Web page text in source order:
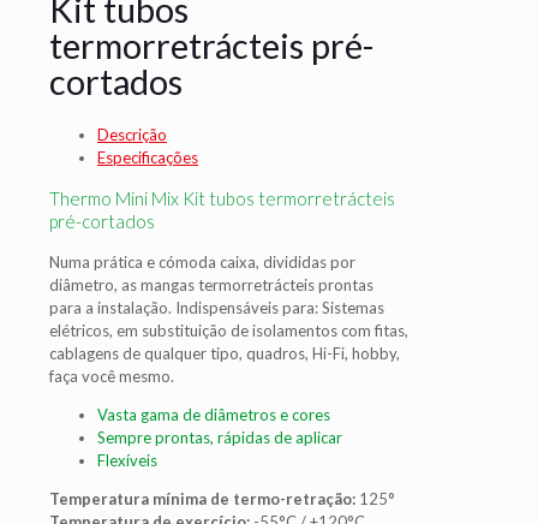
Kit tubos
termorretrácteis pré-
cortados
Descrição
Especificações
Thermo Mini Mix Kit tubos termorretrácteis
pré-cortados
Numa prática e cómoda caixa, divididas por
diâmetro, as mangas termorretrácteis prontas
para a instalação. Indispensáveis para: Sistemas
elétricos, em substituição de isolamentos com fitas,
cablagens de qualquer tipo, quadros, Hi-Fi, hobby,
faça você mesmo.
Vasta gama de diâmetros e cores
Sempre prontas, rápidas de aplicar
Flexíveis
Temperatura mínima de termo-retração: 125°